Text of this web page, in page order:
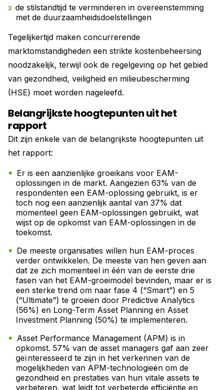
de stilstandtijd te verminderen in overeenstemming
met de duurzaamheidsdoelstellingen
Tegelijkertijd maken concurrerende
marktomstandigheden een strikte kostenbeheersing
noodzakelijk, terwijl ook de regelgeving op het gebied
van gezondheid, veiligheid en milieubescherming
(HSE) moet worden nageleefd.
Belangrijkste hoogtepunten uit het
rapport
Dit zijn enkele van de belangrijkste hoogtepunten uit
het rapport:
Er is een aanzienlijke groeikans voor EAM-
oplossingen in de markt. Aangezien 63% van de
respondenten een EAM-oplossing gebruikt, is er
toch nog een aanzienlijk aantal van 37% dat
momenteel geen EAM-oplossingen gebruikt, wat
wijst op de opkomst van EAM-oplossingen in de
toekomst.
De meeste organisaties willen hun EAM-proces
verder ontwikkelen. De meeste van hen geven aan
dat ze zich momenteel in één van de eerste drie
fasen van het EAM-groeimodel bevinden, maar er is
een sterke trend om naar fase 4 (“Smart”) en 5
(“Ultimate”) te groeien door Predictive Analytics
(56%) en Long-Term Asset Planning en Asset
Investment Planning (50%) te implementeren.
Asset Performance Management (APM) is in
opkomst. 57% van de asset managers gaf aan zeer
geïnteresseerd te zijn in het verkennen van de
mogelijkheden van APM-technologieën om de
gezondheid en prestaties van hun vitale assets te
verbeteren, wat leidt tot verbeterde efficiëntie en